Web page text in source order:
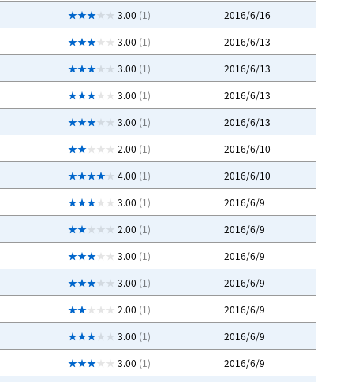
3.00 (1)
2016/6/16
3.00 (1)
2016/6/13
3.00 (1)
2016/6/13
3.00 (1)
2016/6/13
3.00 (1)
2016/6/13
2.00 (1)
2016/6/10
4.00 (1)
2016/6/10
3.00 (1)
2016/6/9
2.00 (1)
2016/6/9
3.00 (1)
2016/6/9
3.00 (1)
2016/6/9
2.00 (1)
2016/6/9
3.00 (1)
2016/6/9
3.00 (1)
2016/6/9